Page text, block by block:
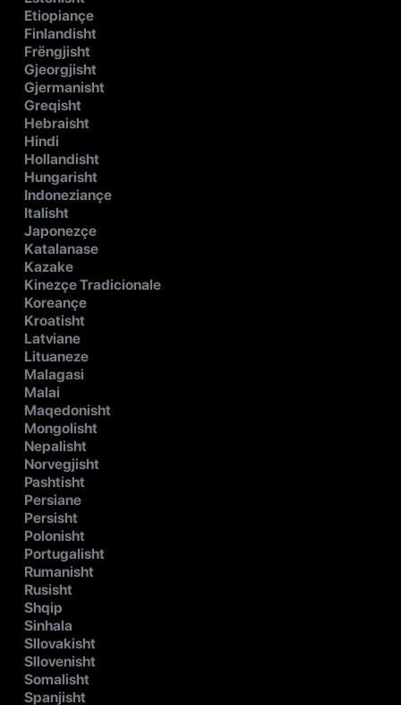
Etiopiançe
Finlandisht
Frëngjisht
Gjeorgjisht
Gjermanisht
Greqisht
Hebraisht
Hindi
Hollandisht
Hungarisht
Indoneziançe
Italisht
Japonezçe
Katalanase
Kazake
Kinezçe Tradicionale
Koreançe
Kroatisht
Latviane
Lituaneze
Malagasi
Malai
Maqedonisht
Mongolisht
Nepalisht
Norvegjisht
Pashtisht
Persiane
Persisht
Polonisht
Portugalisht
Rumanisht
Rusisht
Shqip
Sinhala
Sllovakisht
Sllovenisht
Somalisht
Spanjisht